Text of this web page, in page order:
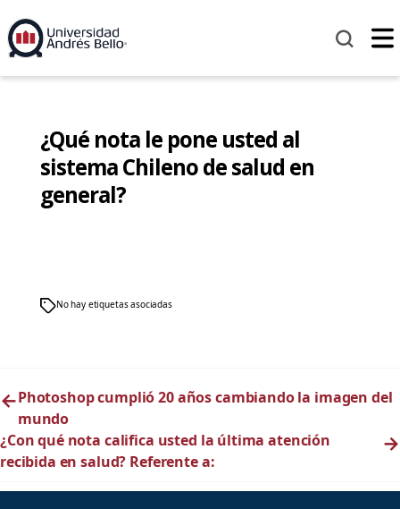
¿Qué nota le pone usted al
sistema Chileno de salud en
general?
No hay etiquetas asociadas
←Photoshop cumplió 20 años cambiando la imagen del
mundo
¿Con qué nota califica usted la última atención
recibida en salud? Referente a:
→